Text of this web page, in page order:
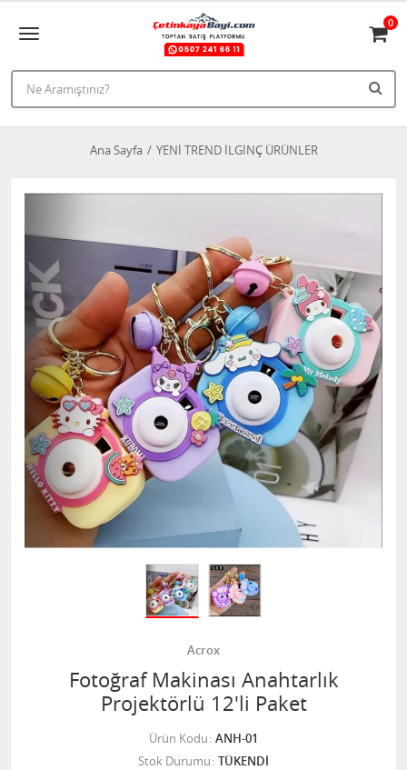
0
Ana Sayfa YENİ TREND İLGİNÇ ÜRÜNLER
Acrox
Fotoğraf Makinası Anahtarlık
Projektörlü 12'li Paket
Ürün Kodu ANH-01
Stok Durumu TÜKENDİ